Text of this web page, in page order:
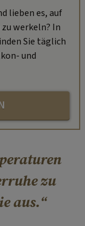
lieben es, auf
werkeln? In
Sie täglich
und
zu
aus.